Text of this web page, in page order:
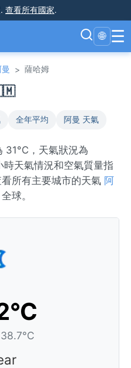
. 查看所有國家.
🌐 ☰
> 薩哈姆
全年平均 阿曼 天氣
31°C，天氣狀況為
天氣情況和空氣質量指
所有主要城市的天氣 阿
全球。